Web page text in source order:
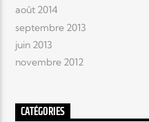
août 2014
septembre 2013
juin 2013
novembre 2012
CATÉGORIES